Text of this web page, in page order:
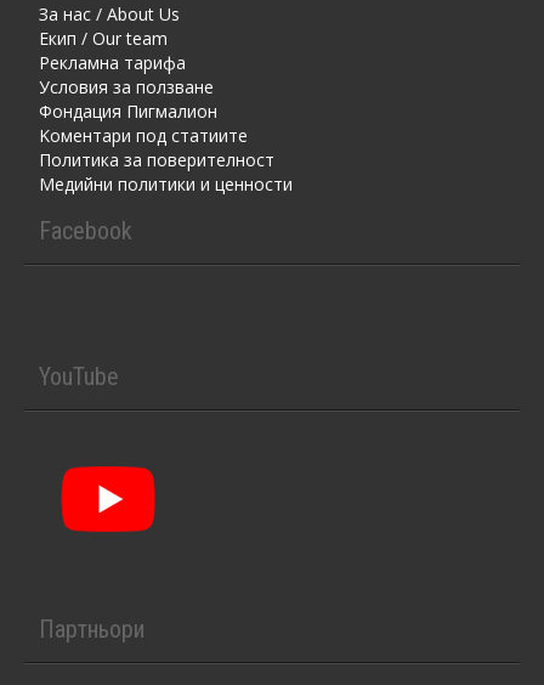
За нас / About Us
Екип / Our team
Рекламна тарифа
Условия за ползване
Фондация Пигмалион
Kоментaри под статиите
Политика за поверителност
Медийни политики и ценности
Facebook
YouTube
Партньори